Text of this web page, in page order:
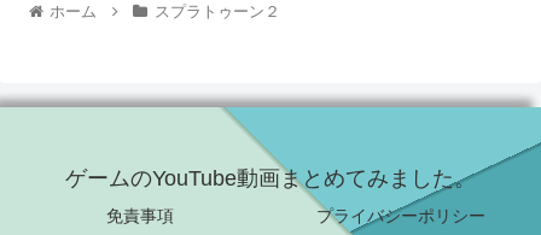
ホーム スプラトゥーン２
ゲームのYouTube動画まとめてみました。
免責事項 プライバシーポリシー